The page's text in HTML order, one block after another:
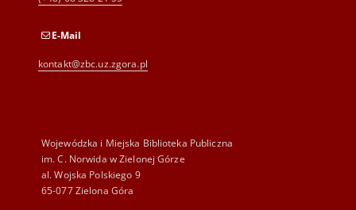
E-Mail
kontakt@zbc.uz.zgora.pl
Wojewódzka i Miejska Biblioteka Publiczna
im. C. Norwida w Zielonej Górze
al. Wojska Polskiego 9
65-077 Zielona Góra